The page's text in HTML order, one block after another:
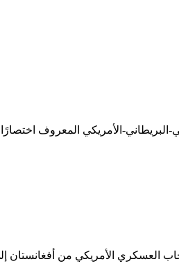
البريطاني-الأمريكي المعروف
العسكري الأمريكي من